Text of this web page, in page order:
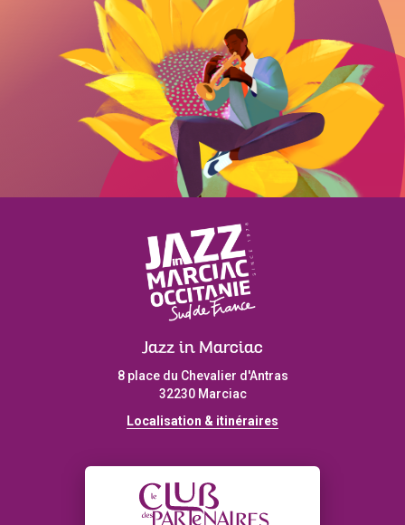
Jazz in Marciac
8 place du Chevalier d'Antras
32230 Marciac
Localisation & itinéraires